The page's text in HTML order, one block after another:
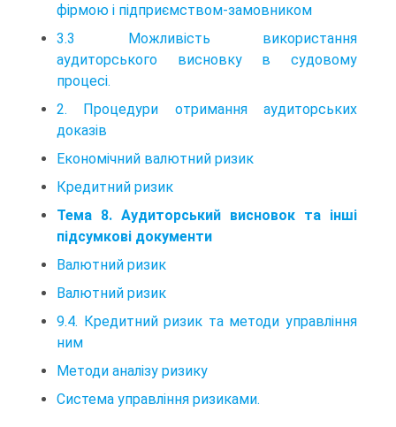
фірмою і підприємством-замовником
3.3 Можливість використання
аудиторського висновку в судовому
процесі.
2. Процедури отримання аудиторських
доказів
Економічний валютний ризик
Кредитний ризик
Тема 8. Аудиторський висновок та інші
підсумкові документи
Валютний ризик
Валютний ризик
9.4. Кредитний ризик та методи управління
ним
Методи аналізу ризику
Система управління ризиками.